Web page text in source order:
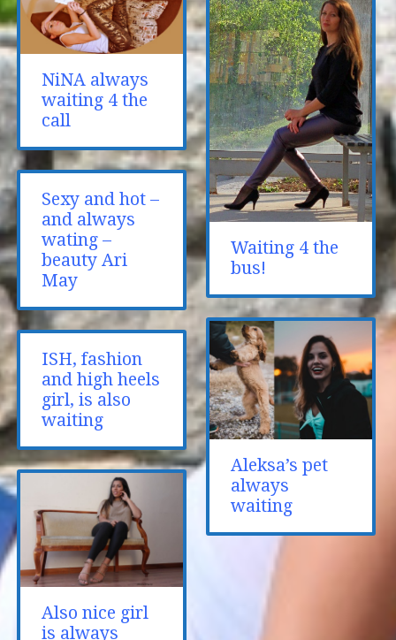
NiNA always
waiting 4 the
call
Waiting 4 the
bus!
Sexy and hot –
and always
wating –
beauty Ari
May
Aleksa’s pet
always
waiting
ISH, fashion
and high heels
girl, is also
waiting
Also nice girl
is always